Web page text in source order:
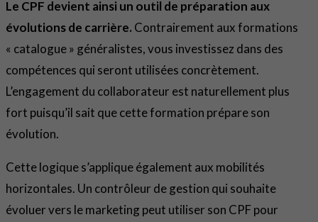
Le CPF devient ainsi un outil de préparation aux
évolutions de carrière. Contrairement aux formations
« catalogue » généralistes, vous investissez dans des
compétences qui seront utilisées concrètement.
L’engagement du collaborateur est naturellement plus
fort puisqu’il sait que cette formation prépare son
évolution.
Cette logique s’applique également aux mobilités
horizontales. Un contrôleur de gestion qui souhaite
évoluer vers le marketing peut utiliser son CPF pour